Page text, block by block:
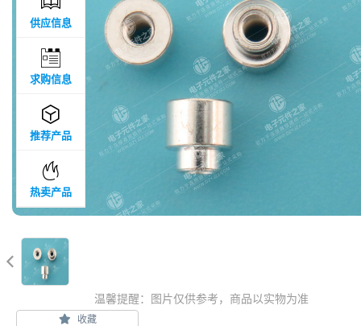

温馨提醒：图片仅供参考，商品以实物为准
收藏
供应信息

求购信息

推荐产品

热卖产品